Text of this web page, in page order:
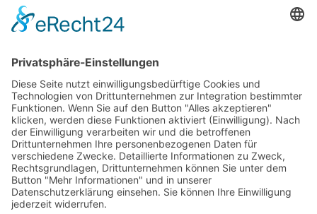
gleichzeitig Veranstalter der Spiele der Regionalliga in
verschiedenen Ligen.
Die RLSO ist jetzt auch erreichbar unter der Adresse
https://rlso.basketball
Wir betreiben ...